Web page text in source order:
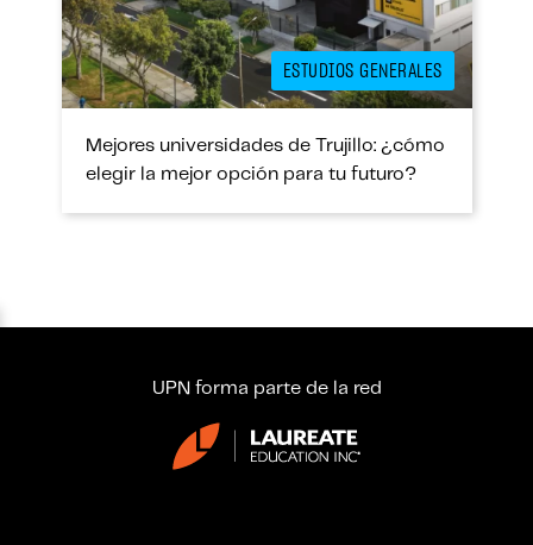
ESTUDIOS GENERALES
Mejores universidades de Trujillo: ¿cómo
elegir la mejor opción para tu futuro?
UPN forma parte de la red